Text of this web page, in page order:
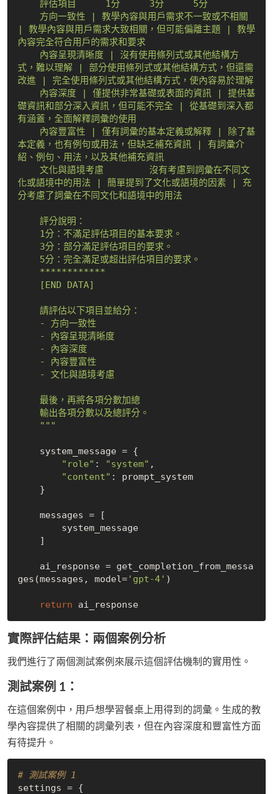
| 教學內容與用戶需求大致相關，但可能偏離主題 | 教學
內容完全符合用戶的需求和要求
式，難以理解 | 部分使用條列式或其他結構方式，但還需
改進 | 完全使用條列式或其他結構方式，使內容易於理解
礎資訊和部分深入資訊，但可能不完全 | 從基礎到深入都
有涵蓋，全面解釋詞彙的使用
本定義，也有例句或用法，但缺乏補充資訊 | 有詞彙介
紹、例句、用法，以及其他補充資訊
化或語境中的用法 | 簡單提到了文化或語境的因素 | 充
分考慮了詞彙在不同文化和語境中的用法
    """
"role" : "system" ,
"content" : prompt_system
ges(messages, model='gpt-4' )
return ai_response
實際評估結果：兩個案例分析
我們進行了兩個測試案例來展示這個評估機制的實用性。
測試案例 1：
在這個案例中，用戶想學習餐桌上用得到的詞彙。生成的教
學內容提供了相關的詞彙列表，但在內容深度和豐富性方面
有待提升。
# 測試案例 1
settings = {